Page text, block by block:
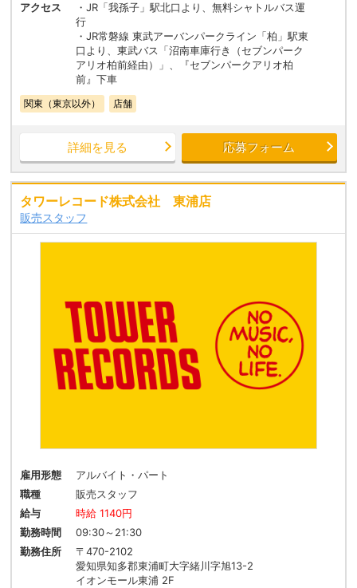
アクセス
・JR「我孫子」駅北口より、無料シャトルバス運
行
・JR常磐線 東武アーバンパークライン「柏」駅東
口より、東武バス「沼南車庫行き（セブンパーク
アリオ柏前経由）」、『セブンパークアリオ柏
前』下車
関東（東京以外） 店舗
詳細を見る 応募フォーム
タワーレコード株式会社 東浦店
販売スタッフ
雇用形態
アルバイト・パート
職種
販売スタッフ
給与
時給 1140円
勤務時間
09:30～21:30
勤務住所
〒470-2102
愛知県知多郡東浦町大字緒川字旭13-2
イオンモール東浦 2F